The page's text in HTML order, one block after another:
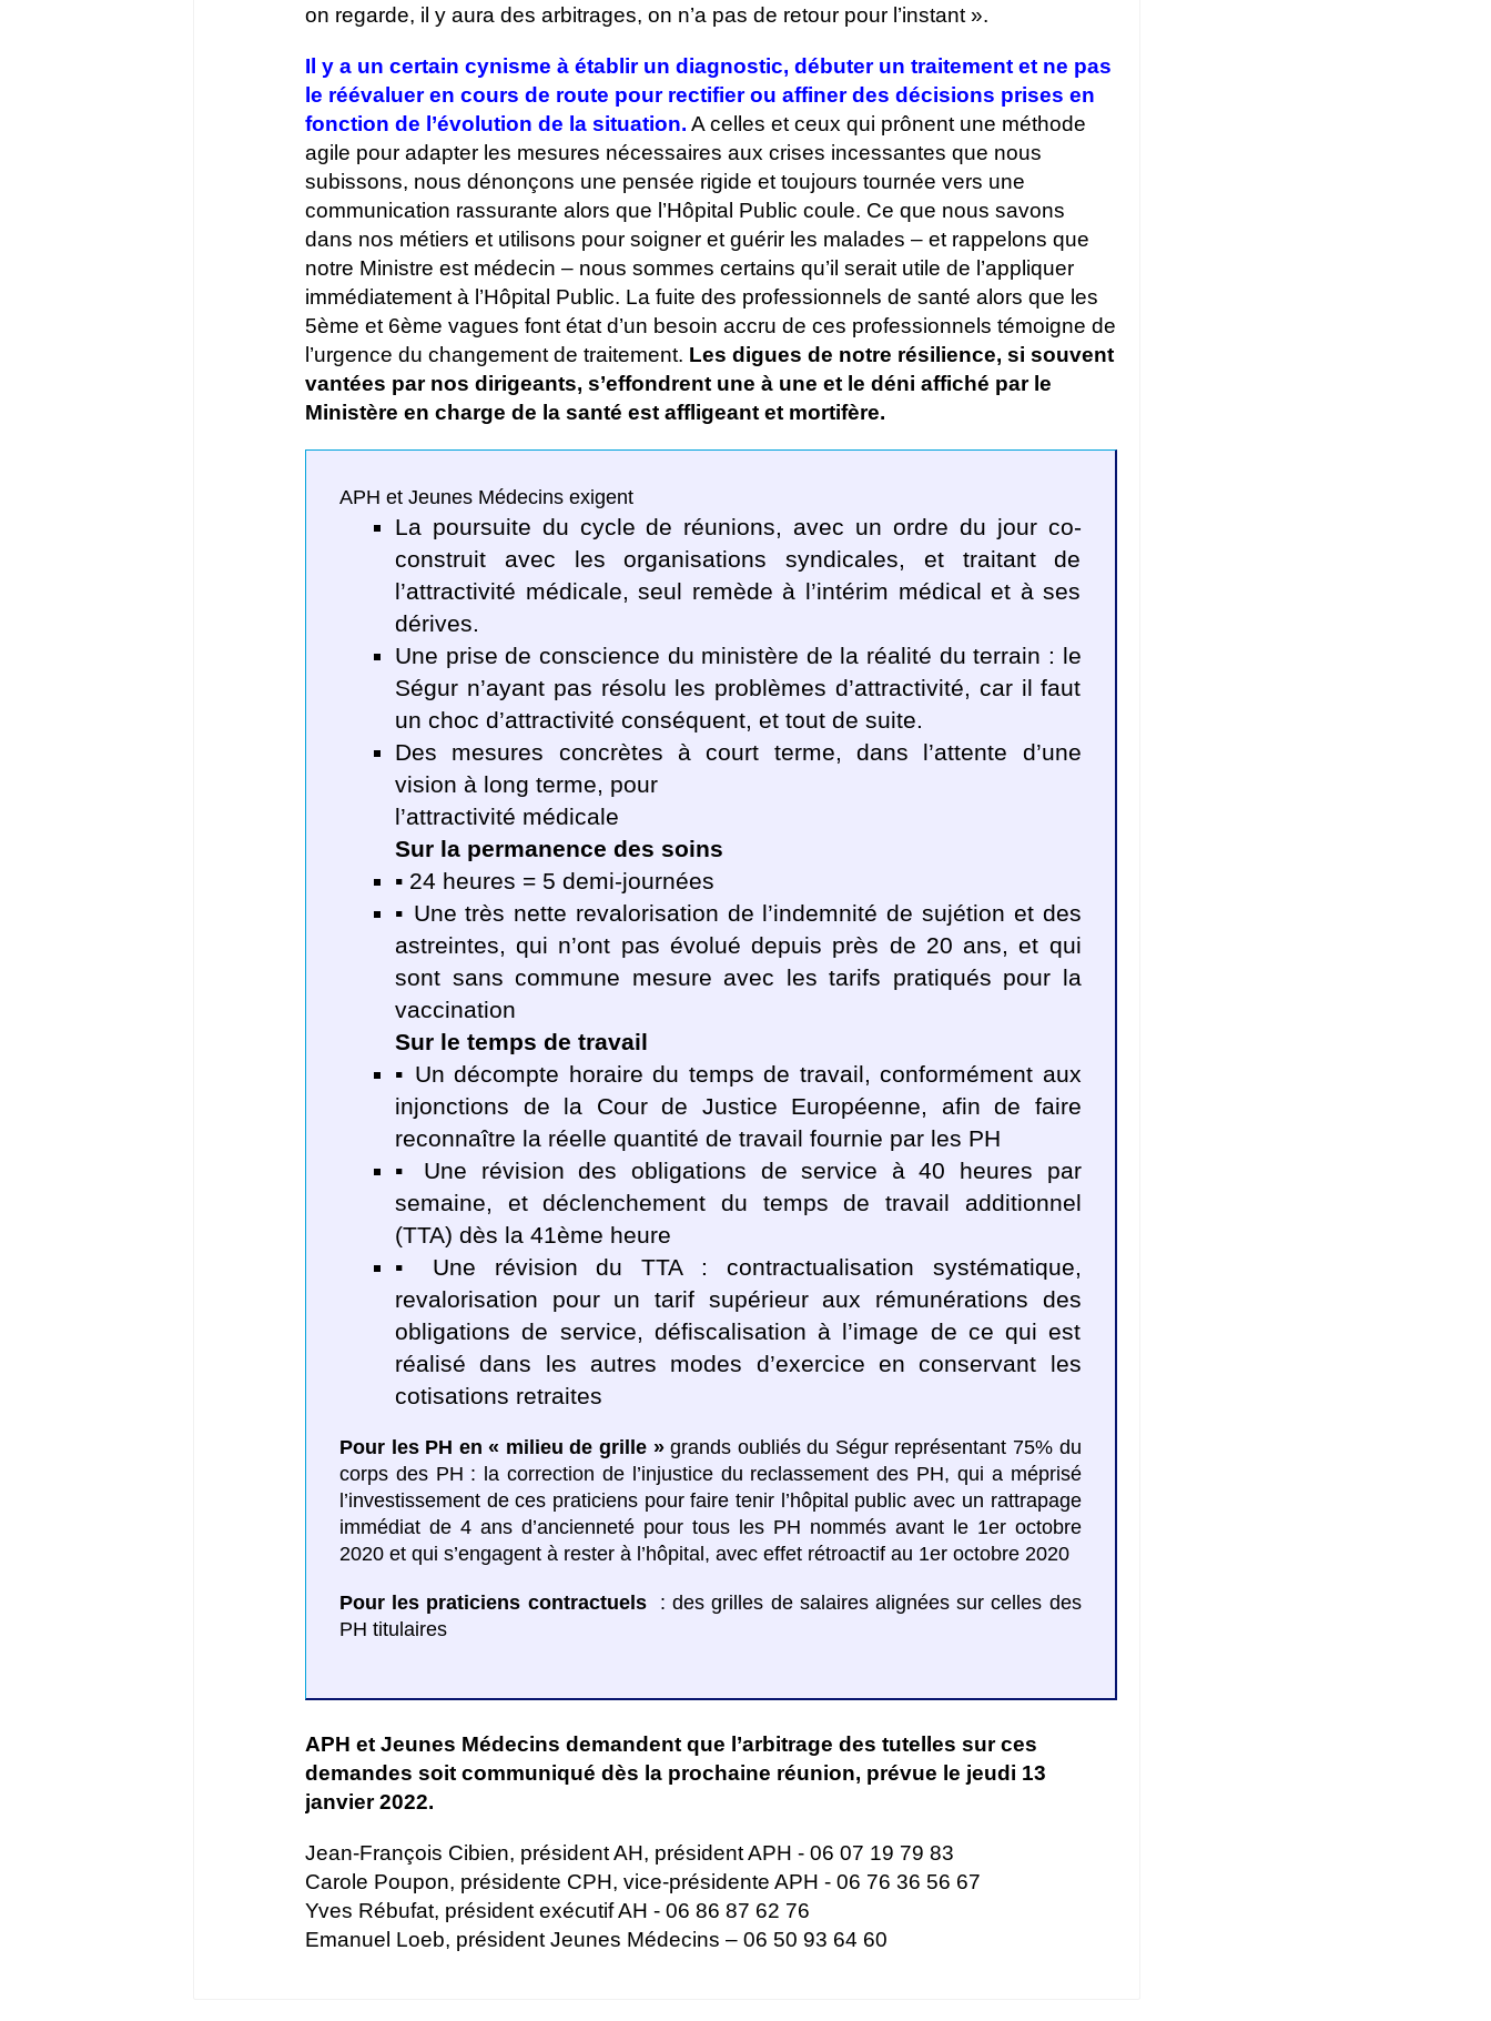
on regarde, il y aura des arbitrages, on n’a pas de retour pour l’instant ».
Il y a un certain cynisme à établir un diagnostic, débuter un traitement et ne pas
le réévaluer en cours de route pour rectifier ou affiner des décisions prises en
fonction de l’évolution de la situation. A celles et ceux qui prônent une méthode
agile pour adapter les mesures nécessaires aux crises incessantes que nous
subissons, nous dénonçons une pensée rigide et toujours tournée vers une
communication rassurante alors que l’Hôpital Public coule. Ce que nous savons
dans nos métiers et utilisons pour soigner et guérir les malades – et rappelons que
notre Ministre est médecin – nous sommes certains qu’il serait utile de l’appliquer
immédiatement à l’Hôpital Public. La fuite des professionnels de santé alors que les
5ème et 6ème vagues font état d’un besoin accru de ces professionnels témoigne de
l’urgence du changement de traitement. Les digues de notre résilience, si souvent
vantées par nos dirigeants, s’effondrent une à une et le déni affiché par le
Ministère en charge de la santé est affligeant et mortifère.
APH et Jeunes Médecins exigent
La poursuite du cycle de réunions, avec un ordre du jour co-
construit avec les organisations syndicales, et traitant de
l’attractivité médicale, seul remède à l’intérim médical et à ses
dérives.
Une prise de conscience du ministère de la réalité du terrain : le
Ségur n’ayant pas résolu les problèmes d’attractivité, car il faut
un choc d’attractivité conséquent, et tout de suite.
Des mesures concrètes à court terme, dans l’attente d’une
vision à long terme, pour
l’attractivité médicale
Sur la permanence des soins
▪ 24 heures = 5 demi-journées
▪ Une très nette revalorisation de l’indemnité de sujétion et des
astreintes, qui n’ont pas évolué depuis près de 20 ans, et qui
sont sans commune mesure avec les tarifs pratiqués pour la
vaccination
Sur le temps de travail
▪ Un décompte horaire du temps de travail, conformément aux
injonctions de la Cour de Justice Européenne, afin de faire
reconnaître la réelle quantité de travail fournie par les PH
▪ Une révision des obligations de service à 40 heures par
semaine, et déclenchement du temps de travail additionnel
(TTA) dès la 41ème heure
▪ Une révision du TTA : contractualisation systématique,
revalorisation pour un tarif supérieur aux rémunérations des
obligations de service, défiscalisation à l’image de ce qui est
réalisé dans les autres modes d’exercice en conservant les
cotisations retraites
Pour les PH en « milieu de grille »grands oubliés du Ségur représentant 75% du
corps des PH : la correction de l’injustice du reclassement des PH, qui a méprisé
l’investissement de ces praticiens pour faire tenir l’hôpital public avec un rattrapage
immédiat de 4 ans d’ancienneté pour tous les PH nommés avant le 1er octobre
2020 et qui s’engagent à rester à l’hôpital, avec effet rétroactif au 1er octobre 2020
Pour les praticiens contractuels
: des grilles de salaires alignées sur celles des
PH titulaires
APH et Jeunes Médecins demandent que l’arbitrage des tutelles sur ces
demandes soit communiqué dès la prochaine réunion, prévue le jeudi 13
janvier 2022.
Jean-François Cibien, président AH, président APH - 06 07 19 79 83
Carole Poupon, présidente CPH, vice-présidente APH - 06 76 36 56 67
Yves Rébufat, président exécutif AH - 06 86 87 62 76
Emanuel Loeb, président Jeunes Médecins – 06 50 93 64 60